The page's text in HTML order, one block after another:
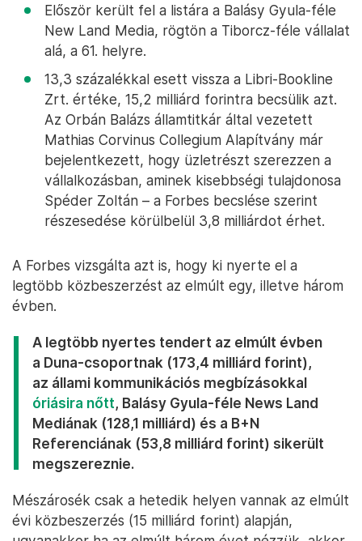
Először került fel a listára a Balásy Gyula-féle
New Land Media, rögtön a Tiborcz-féle vállalat
alá, a 61. helyre.
13,3 százalékkal esett vissza a Libri-Bookline
Zrt. értéke, 15,2 milliárd forintra becsülik azt.
Az Orbán Balázs államtitkár által vezetett
Mathias Corvinus Collegium Alapítvány már
bejelentkezett, hogy üzletrészt szerezzen a
vállalkozásban, aminek kisebbségi tulajdonosa
Spéder Zoltán – a Forbes becslése szerint
részesedése körülbelül 3,8 milliárdot érhet.
A Forbes vizsgálta azt is, hogy ki nyerte el a
legtöbb közbeszerzést az elmúlt egy, illetve három
évben.
A legtöbb nyertes tendert az elmúlt évben
a Duna-csoportnak (173,4 milliárd forint),
az állami kommunikációs megbízásokkal
óriásira nőtt, Balásy Gyula-féle News Land
Mediának (128,1 milliárd) és a B+N
Referenciának (53,8 milliárd forint) sikerült
megszereznie.
Mészárosék csak a hetedik helyen vannak az elmúlt
évi közbeszerzés (15 milliárd forint) alapján,